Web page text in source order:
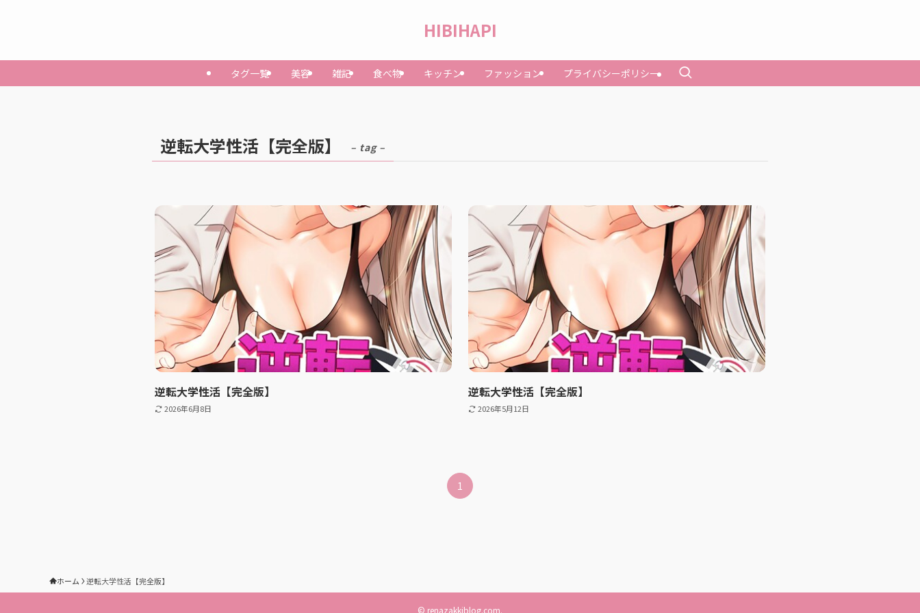
HIBIHAPI
タグ一覧 美容 雑記 食べ物 キッチン ファッション プライバシーポリシー
逆転大学性活【完全版】 – tag –
逆転大学性活【完全版】
2026年6月8日
逆転大学性活【完全版】
2026年5月12日
1
ホーム 逆転大学性活【完全版】
© renazakkiblog.com.